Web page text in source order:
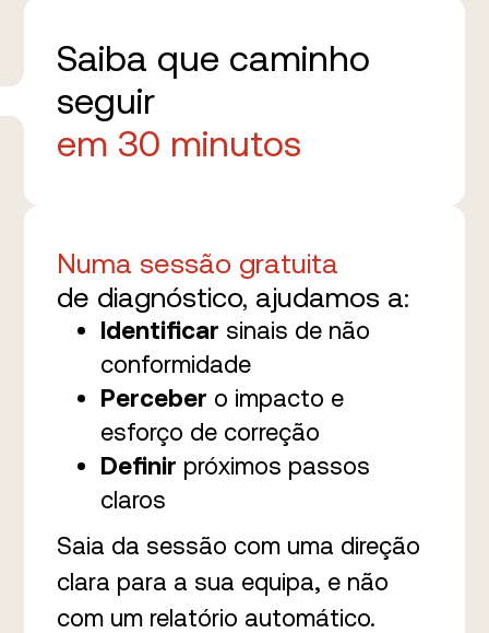
Saiba que caminho
seguir
em 30 minutos
Numa sessão gratuita
de diagnóstico, ajudamos a:
Identificar sinais de não
conformidade
Perceber o impacto e
esforço de correção
Definir próximos passos
claros
Saia da sessão com uma direção
clara para a sua equipa, e não
com um relatório automático.